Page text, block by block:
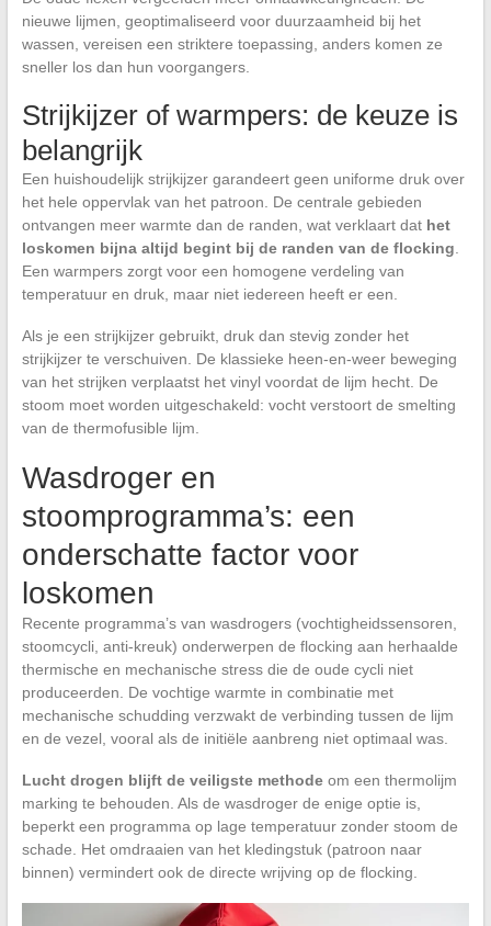
nieuwe lijmen, geoptimaliseerd voor duurzaamheid bij het
wassen, vereisen een striktere toepassing, anders komen ze
sneller los dan hun voorgangers.
Strijkijzer of warmpers: de keuze is
belangrijk
Een huishoudelijk strijkijzer garandeert geen uniforme druk over
het hele oppervlak van het patroon. De centrale gebieden
ontvangen meer warmte dan de randen, wat verklaart dat het
loskomen bijna altijd begint bij de randen van de flocking.
Een warmpers zorgt voor een homogene verdeling van
temperatuur en druk, maar niet iedereen heeft er een.
Als je een strijkijzer gebruikt, druk dan stevig zonder het
strijkijzer te verschuiven. De klassieke heen-en-weer beweging
van het strijken verplaatst het vinyl voordat de lijm hecht. De
stoom moet worden uitgeschakeld: vocht verstoort de smelting
van de thermofusible lijm.
Wasdroger en
stoomprogramma’s: een
onderschatte factor voor
loskomen
Recente programma’s van wasdrogers (vochtigheidssensoren,
stoomcycli, anti-kreuk) onderwerpen de flocking aan herhaalde
thermische en mechanische stress die de oude cycli niet
produceerden. De vochtige warmte in combinatie met
mechanische schudding verzwakt de verbinding tussen de lijm
en de vezel, vooral als de initiële aanbreng niet optimaal was.
Lucht drogen blijft de veiligste methodeom een thermolijm
marking te behouden. Als de wasdroger de enige optie is,
beperkt een programma op lage temperatuur zonder stoom de
schade. Het omdraaien van het kledingstuk (patroon naar
binnen) vermindert ook de directe wrijving op de flocking.